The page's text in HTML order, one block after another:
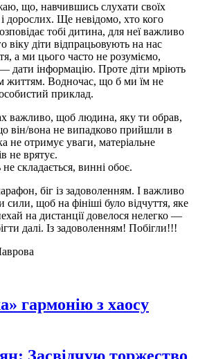
що, навчившись слухати своїх
дорослих. Ще невідомо, хто кого
тобі дитина, для неї важливо
віку діти відпрацьовують на нас
а ми цього часто не розуміємо,
дати інформацію. Проте діти мріють
життям. Водночас, що б ми їм не
приклад.
важливо, щоб людина, яку ти обрав,
він/вона не випадково прийшли в
не отримує уваги, матеріальне
не врятує.
складається, винні обоє.
біг із задоволенням. І важливо
сили, щоб на фініші було відчуття, яке
на дистанції довелося нелегко —
далі. Із задоволенням! Побігли!!!
гармонiю з хаосу